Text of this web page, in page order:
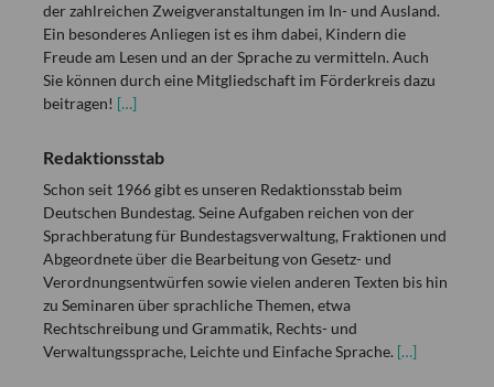
der zahlreichen Zweigveranstaltungen im In- und Ausland.
Ein besonderes Anliegen ist es ihm dabei, Kindern die
Freude am Lesen und an der Sprache zu vermitteln. Auch
Sie können durch eine Mitgliedschaft im Förderkreis dazu
beitragen! […]
Redaktionsstab
Schon seit 1966 gibt es unseren Redaktionsstab beim
Deutschen Bundestag. Seine Aufgaben reichen von der
Sprachberatung für Bundestagsverwaltung, Fraktionen und
Abgeordnete über die Bearbeitung von Gesetz- und
Verordnungsentwürfen sowie vielen anderen Texten bis hin
zu Seminaren über sprachliche Themen, etwa
Rechtschreibung und Grammatik, Rechts- und
Verwaltungssprache, Leichte und Einfache Sprache. […]